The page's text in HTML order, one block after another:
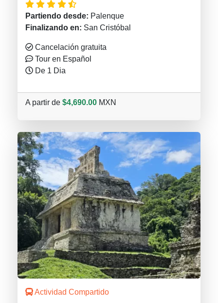
Partiendo desde: Palenque
Finalizando en: San Cristóbal
Cancelación gratuita
Tour en Español
De 1 Dia
A partir de $4,690.00 MXN
Actividad Compartido